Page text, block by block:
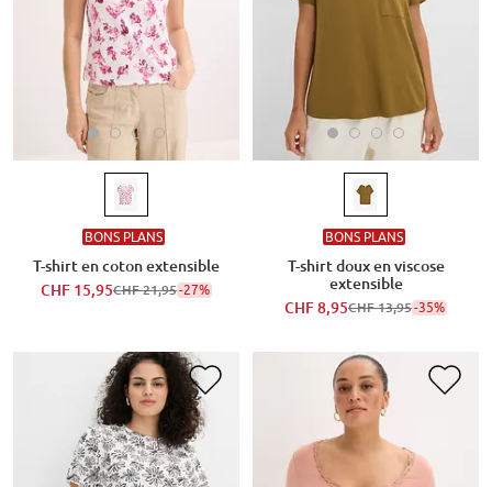
BONS PLANS
T-shirt en coton extensible
CHF 15,95CHF 21,95-27%
BONS PLANS
T-shirt doux en viscose
extensible
CHF 8,95CHF 13,95-35%